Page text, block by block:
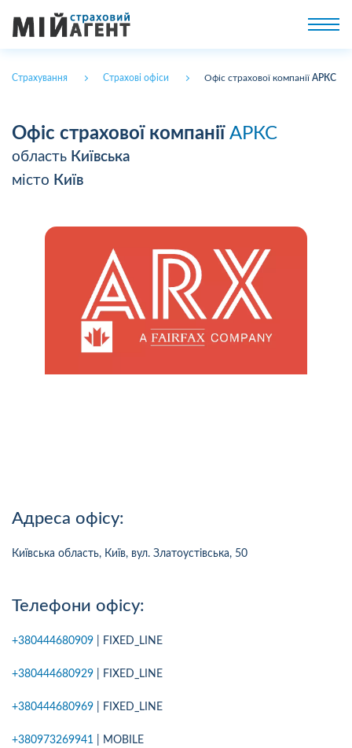
Страхування Страхові офіси Офіс страхової компанії АРКС
Офіс страхової компанії АРКС
область Київська
місто Київ
Адреса офісу:
Київська область, Київ, вул. Златоустівська, 50
Телефони офісу:
+380444680909 | FIXED_LINE
+380444680929 | FIXED_LINE
+380444680969 | FIXED_LINE
+380973269941 | MOBILE